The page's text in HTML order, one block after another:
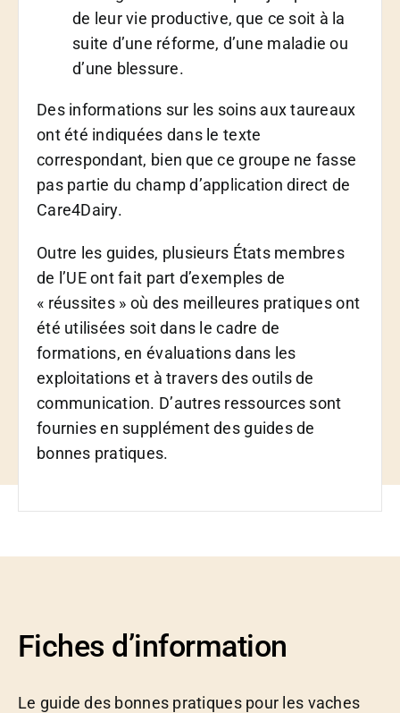
de leur vie productive, que ce soit à la
suite d’une réforme, d’une maladie ou
d’une blessure.
Des informations sur les soins aux taureaux
ont été indiquées dans le texte
correspondant, bien que ce groupe ne fasse
pas partie du champ d’application direct de
Care4Dairy.
Outre les guides, plusieurs États membres
de l’UE ont fait part d’exemples de
« réussites » où des meilleures pratiques ont
été utilisées soit dans le cadre de
formations, en évaluations dans les
exploitations et à travers des outils de
communication. D’autres ressources sont
fournies en supplément des guides de
bonnes pratiques.
Fiches d’information
Le guide des bonnes pratiques pour les vaches